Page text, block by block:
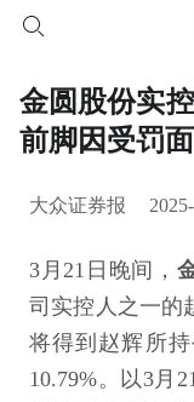
金圆股份实
前脚因受罚
大众证券报
3月21日晚间，
司实控人之一的
将得到赵辉所
10.79%。以3月